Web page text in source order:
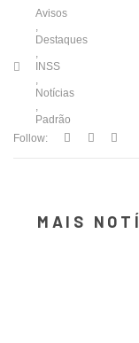
Avisos
,
Destaques
,
INSS
,
Notícias
,
Padrão
Follow:
MAIS